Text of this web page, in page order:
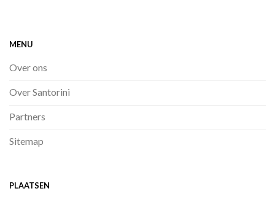
MENU
Over ons
Over Santorini
Partners
Sitemap
PLAATSEN